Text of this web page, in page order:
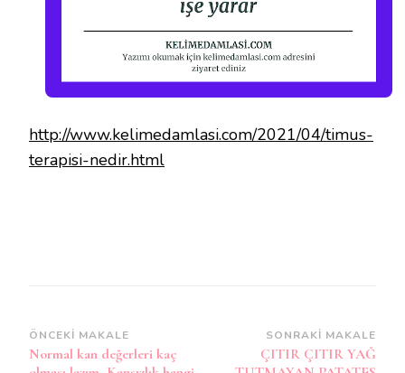
http://www.kelimedamlasi.com/2021/04/timus-
terapisi-nedir.html
Yazı
dolaşımı
ÖNCEKI MAKALE
Normal kan değerleri kaç
SONRAKI MAKALE
ÇITIR ÇITIR YAĞ